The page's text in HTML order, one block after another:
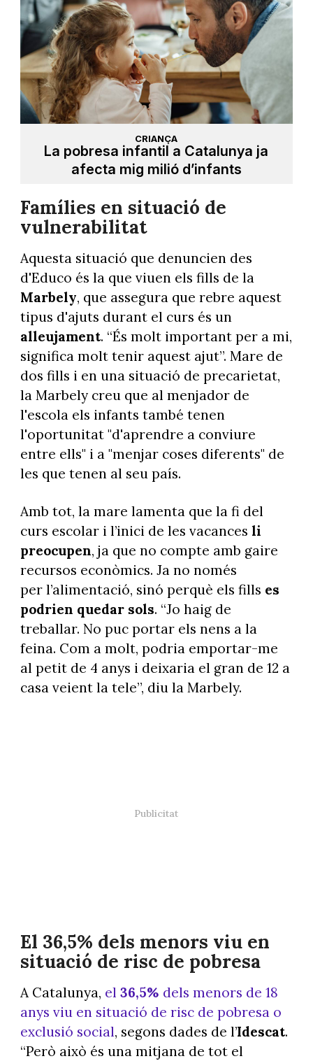
CRIANÇA
La pobresa infantil a Catalunya ja
afecta mig milió d’infants
Famílies en situació de
vulnerabilitat
Aquesta situació que denuncien des
d'Educo és la que viuen els fills de la
Marbely, que assegura que rebre aquest
tipus d'ajuts durant el curs és un
alleujament. “És molt important per a mi,
significa molt tenir aquest ajut”. Mare de
dos fills i en una situació de precarietat,
la Marbely creu que al menjador de
l'escola els infants també tenen
l'oportunitat "d'aprendre a conviure
entre ells" i a "menjar coses diferents" de
les que tenen al seu país.
Amb tot, la mare lamenta que la fi del
curs escolar i l’inici de les vacances li
preocupen, ja que no compte amb gaire
recursos econòmics. Ja no només
per l’alimentació, sinó perquè els fills es
podrien quedar sols. “Jo haig de
treballar. No puc portar els nens a la
feina. Com a molt, podria emportar-me
al petit de 4 anys i deixaria el gran de 12 a
casa veient la tele”, diu la Marbely.
El 36,5% dels menors viu en
situació de risc de pobresa
A Catalunya, el 36,5% dels menors de 18
anys viu en situació de risc de pobresa o
exclusió social, segons dades de l’Idescat.
“Però això és una mitjana de tot el